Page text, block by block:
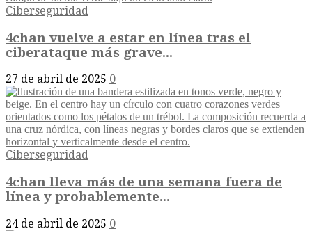
Ciberseguridad
4chan vuelve a estar en línea tras el
ciberataque más grave...
27 de abril de 2025 0
Ciberseguridad
4chan lleva más de una semana fuera de
línea y probablemente...
24 de abril de 2025 0